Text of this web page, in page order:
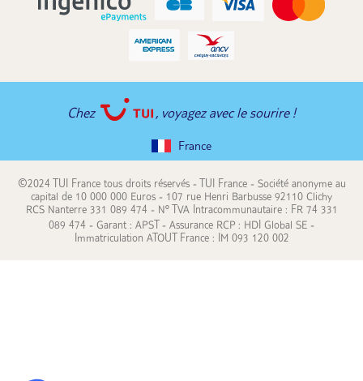
Chez , voyagez avec le sourire !
France
©2024 TUI France tous droits réservés - TUI France - Société anonyme au
capital de 10 000 000 Euros - 107 rue Henri Barbusse 92110 Clichy
RCS Nanterre 331 089 474 - N° TVA Intracommunautaire : FR 74 331
089 474 - Garant : APST - Assurance RCP : HDI Global SE -
Immatriculation ATOUT France : IM 093 120 002